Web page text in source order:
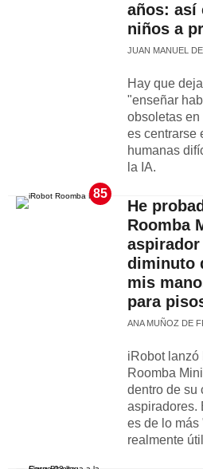
años: así
niños a
JUAN MANUEL
Hay que
"enseñar
obsoletas en
es centrarse
humanas
la IA.
85
He
Roomba
diminuto
mis
para
ANA MUÑOZ DE
iRobot lanzó
Roomba
dentro de su
aspiradores.
es de lo
realmente